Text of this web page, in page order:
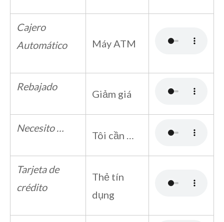
Cajero
Automático
Máy ATM
Rebajado
Giảm giá
Necesito …
Tôi cần …
Tarjeta de
crédito
Thẻ tín
dụng